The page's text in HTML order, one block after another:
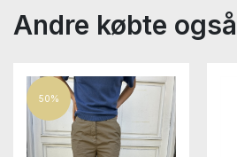
Andre købte også
50%